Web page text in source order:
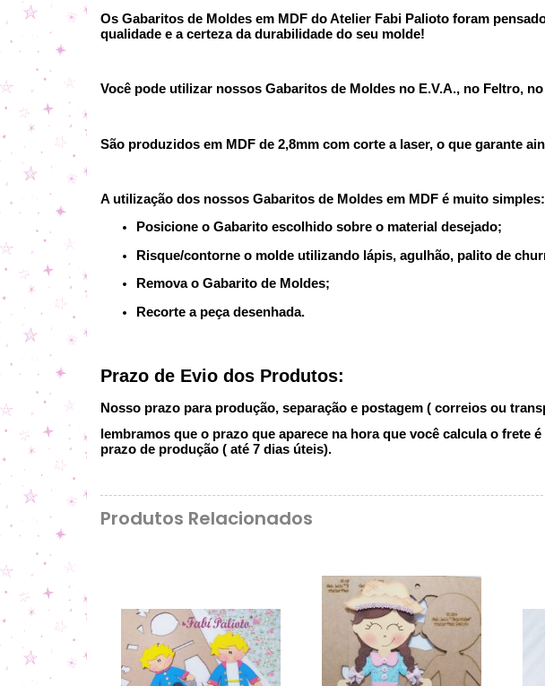
Os Gabaritos de Moldes em MDF do Atelier Fabi Palioto foram
qualidade e a certeza da durabilidade do seu molde!
Você pode utilizar nossos Gabaritos de Moldes no E.V.A., no Feltro,
São produzidos em MDF de 2,8mm com corte a laser, o que garante
A utilização dos nossos Gabaritos de Moldes em MDF é muito simples:
Posicione o Gabarito escolhido sobre o material desejado;
Risque/contorne o molde utilizando lápis, agulhão, palito de
Remova o Gabarito de Moldes;
Recorte a peça desenhada.
Prazo de Evio dos Produtos:
Nosso prazo para produção, separação e postagem ( correios ou
lembramos que o prazo que aparece na hora que você calcula o
prazo de produção ( até 7 dias úteis).
Produtos Relacionados